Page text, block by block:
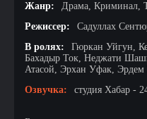
Жанр:
Драма, Криминал,
Режиссер:
Садуллах
В ролях:
Гюркан Уйгун,
Бахадыр Ток, Неджати
Атасой, Эрхан Уфак,
Озвучка:
студия Хабар -